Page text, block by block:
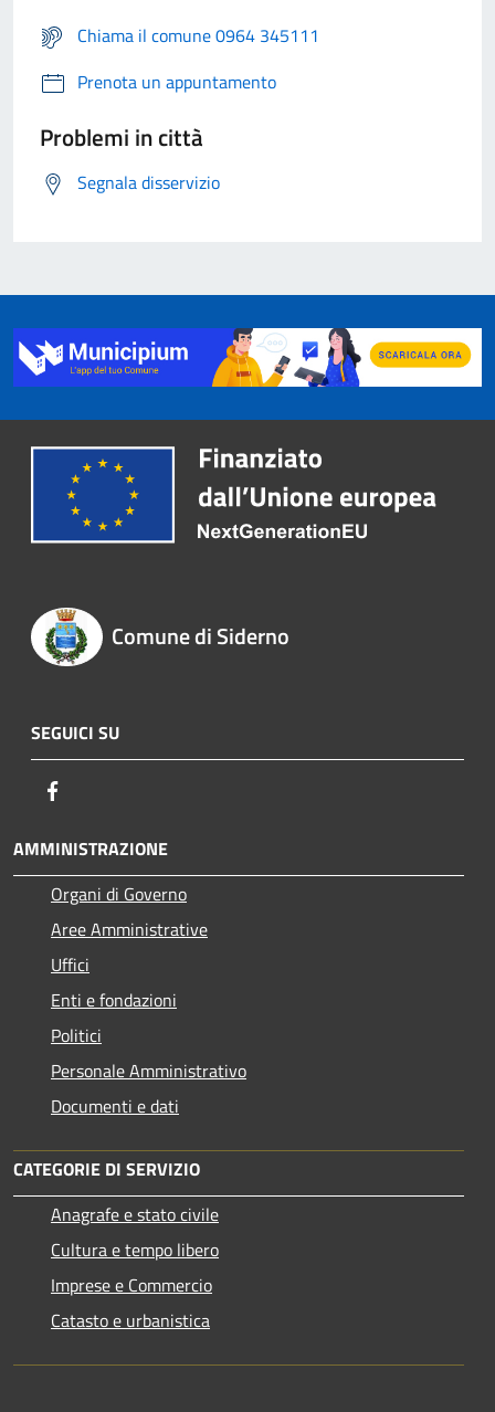
Chiama il comune 0964 345111
Prenota un appuntamento
Problemi in città
Segnala disservizio
Comune di Siderno
SEGUICI SU
AMMINISTRAZIONE
Organi di Governo
Aree Amministrative
Uffici
Enti e fondazioni
Politici
Personale Amministrativo
Documenti e dati
CATEGORIE DI SERVIZIO
Anagrafe e stato civile
Cultura e tempo libero
Imprese e Commercio
Catasto e urbanistica